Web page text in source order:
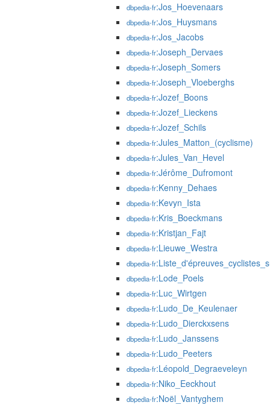
dbpedia-fr:Jos_Hoevenaars
dbpedia-fr:Jos_Huysmans
dbpedia-fr:Jos_Jacobs
dbpedia-fr:Joseph_Dervaes
dbpedia-fr:Joseph_Somers
dbpedia-fr:Joseph_Vloeberghs
dbpedia-fr:Jozef_Boons
dbpedia-fr:Jozef_Lieckens
dbpedia-fr:Jozef_Schils
dbpedia-fr:Jules_Matton_(cyclisme)
dbpedia-fr:Jules_Van_Hevel
dbpedia-fr:Jérôme_Dufromont
dbpedia-fr:Kenny_Dehaes
dbpedia-fr:Kevyn_Ista
dbpedia-fr:Kris_Boeckmans
dbpedia-fr:Kristjan_Fajt
dbpedia-fr:Lieuwe_Westra
dbpedia-fr
dbpedia-fr:Lode_Poels
dbpedia-fr:Luc_Wirtgen
dbpedia-fr:Ludo_De_Keulenaer
dbpedia-fr:Ludo_Dierckxsens
dbpedia-fr:Ludo_Janssens
dbpedia-fr:Ludo_Peeters
dbpedia-fr:Léopold_Degraeveleyn
dbpedia-fr:Niko_Eeckhout
dbpedia-fr:Noël_Vantyghem